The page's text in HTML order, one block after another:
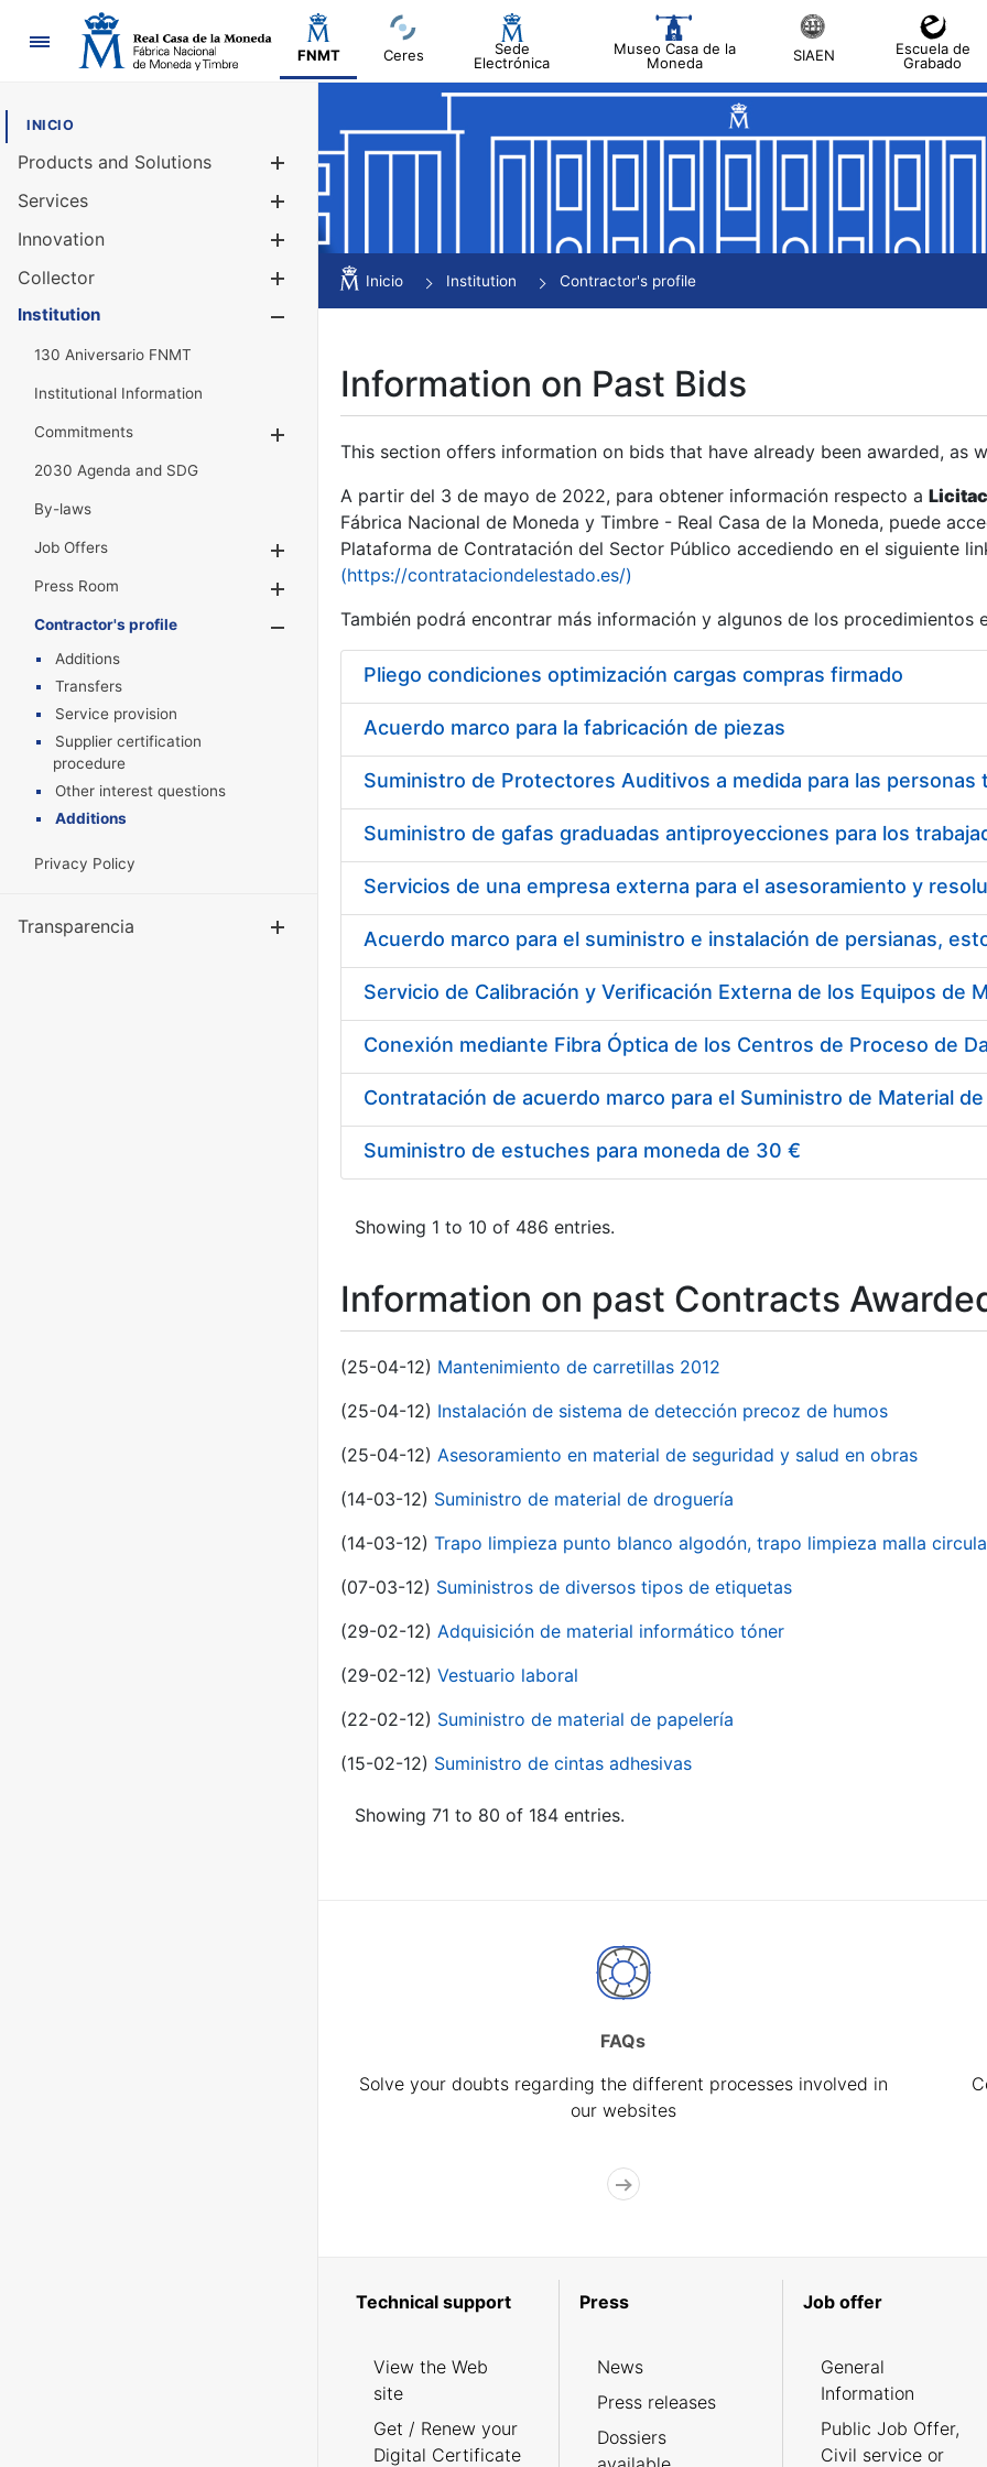
Navigation
FNMT Ceres
Sede
Electrónica
Museo Casa de la
Moneda
SIAEN
Escuela de
Grabado
INICIO
Products and Solutions
Services
Innovation
Collector
Show/Hide
Institution
130 Aniversario FNMT
Institutional Information
Commitments
2030 Agenda and SDG
By-laws
Job Offers
Show/Hide
Press Room
Show/Hide
Contractor's profile
Show/Hide
Additions
Transfers
Service provision
Supplier certification
procedure
Other interest questions
Additions
Privacy Policy
Transparencia Show/Hide
Inicio Institution Contractor's profile
Information on Past Bids
This section offers information on bids that have already been awarded, as
A partir del 3 de mayo de 2022, para obtener información respecto a
Fábrica Nacional de Moneda y Timbre - Real Casa de la Moneda, puede
Plataforma de Contratación del Sector Público accediendo en el siguiente
(https://contrataciondelestado.es/)
También podrá encontrar más información y algunos de los procedimientos
Pliego condiciones optimización cargas compras firmado
Acuerdo marco para la fabricación de piezas
Acuerdo marco para el suministro e instalación de persianas,
Suministro de estuches para moneda de 30 €
Showing 1 to 10 of 486 entries.
Information on past Contracts
(25-04-12) Mantenimiento de carretillas 2012
(25-04-12) Instalación de sistema de detección precoz de humos
(25-04-12) Asesoramiento en material de seguridad y salud en obras
(14-03-12) Suministro de material de droguería
(14-03-12) Trapo limpieza punto blanco algodón, trapo limpieza malla
(07-03-12) Suministros de diversos tipos de etiquetas
(29-02-12) Adquisición de material informático tóner
(29-02-12) Vestuario laboral
(22-02-12) Suministro de material de papelería
(15-02-12) Suministro de cintas adhesivas
Showing 71 to 80 of 184 entries.
FAQs
Solve your doubts regarding the different processes involved in
our websites
Technical support
View the Web
site
Get / Renew your
Digital Certificate
Press
News
Press releases
Dossiers
Job offer
General
Information
Public Job Offer,
Civil service or